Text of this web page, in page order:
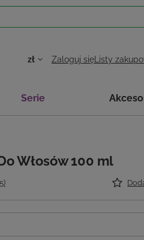
zł Zaloguj się Listy
Serie
Włosów 100 ml